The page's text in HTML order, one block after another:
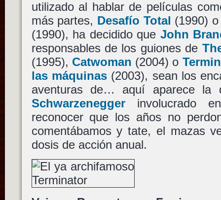
utilizado al hablar de películas
más partes, Desafío Total (1990)
(1990), ha decidido que John
responsables de los guiones de
(1995), Catwoman (2004) o
las máquinas(2003), sean los
aventuras de… aquí aparece la
Schwarzeneggerinvolucrado
reconocer que los años no
comentábamos y tate, el mazas
dosis de acción anual.